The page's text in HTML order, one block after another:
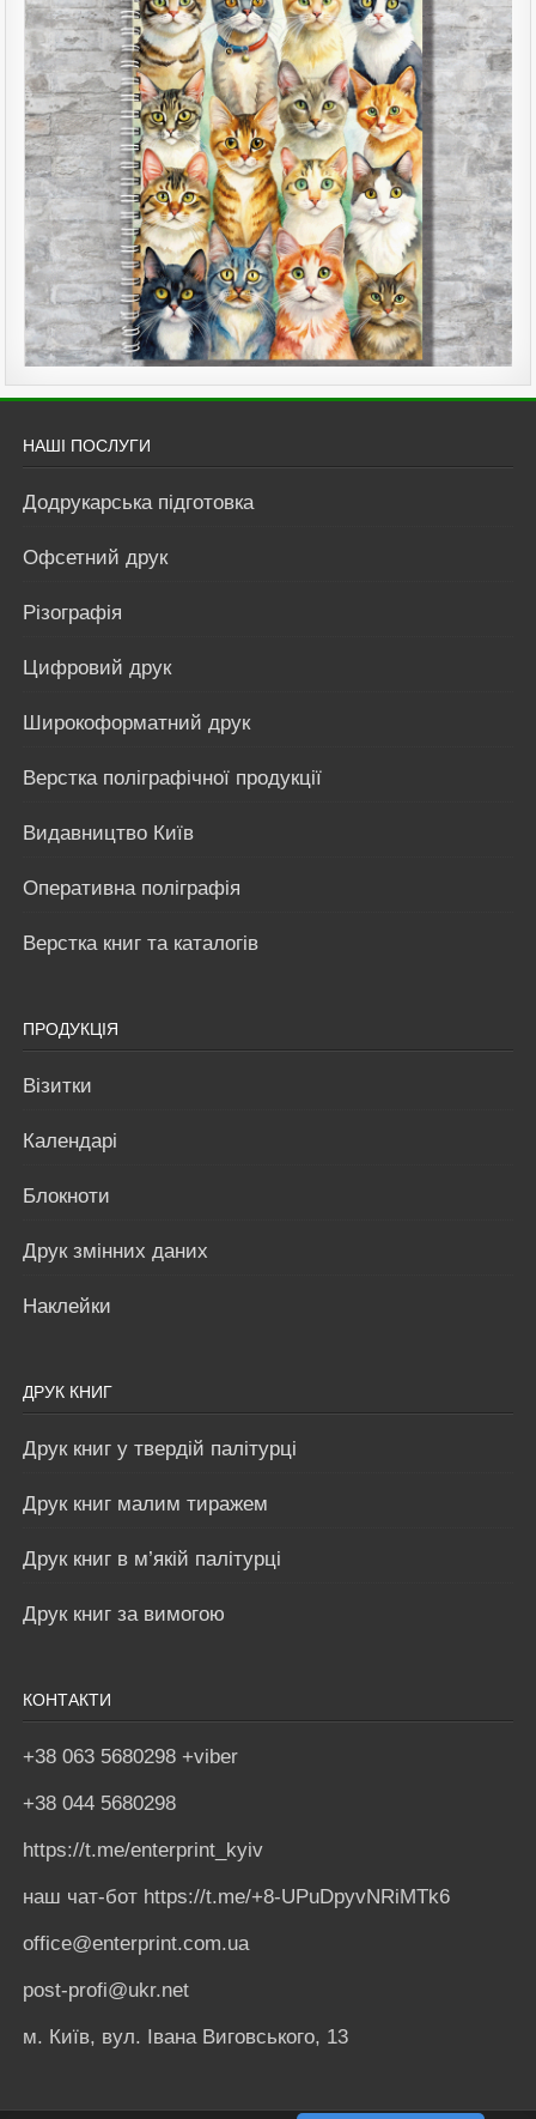
НАШІ ПОСЛУГИ
Додрукарська підготовка
Офсетний друк
Різографія
Цифровий друк
Широкоформатний друк
Верстка поліграфічної продукції
Видавництво Київ
Оперативна поліграфія
Верстка книг та каталогів
ПРОДУКЦІЯ
Візитки
Календарі
Блокноти
Друк змінних даних
Наклейки
ДРУК КНИГ
Друк книг у твердій палітурці
Друк книг малим тиражем
Друк книг в м’якій палітурці
Друк книг за вимогою
КОНТАКТИ
+38 063 5680298 +viber
+38 044 5680298
https://t.me/enterprint_kyiv
наш чат-бот https://t.me/+8-UPuDpyvNRiMTk6
office@enterprint.com.ua
post-profi@ukr.net
м. Київ, вул. Івана Виговського, 13